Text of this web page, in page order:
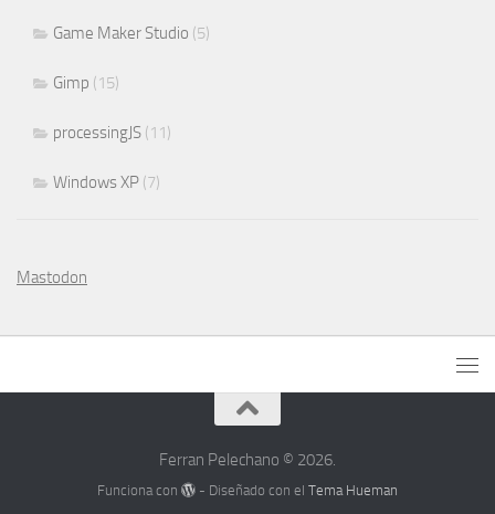
Game Maker Studio (5)
Gimp (15)
processingJS (11)
Windows XP (7)
Mastodon
Ferran Pelechano © 2026.
Funciona con - Diseñado con elTema Hueman